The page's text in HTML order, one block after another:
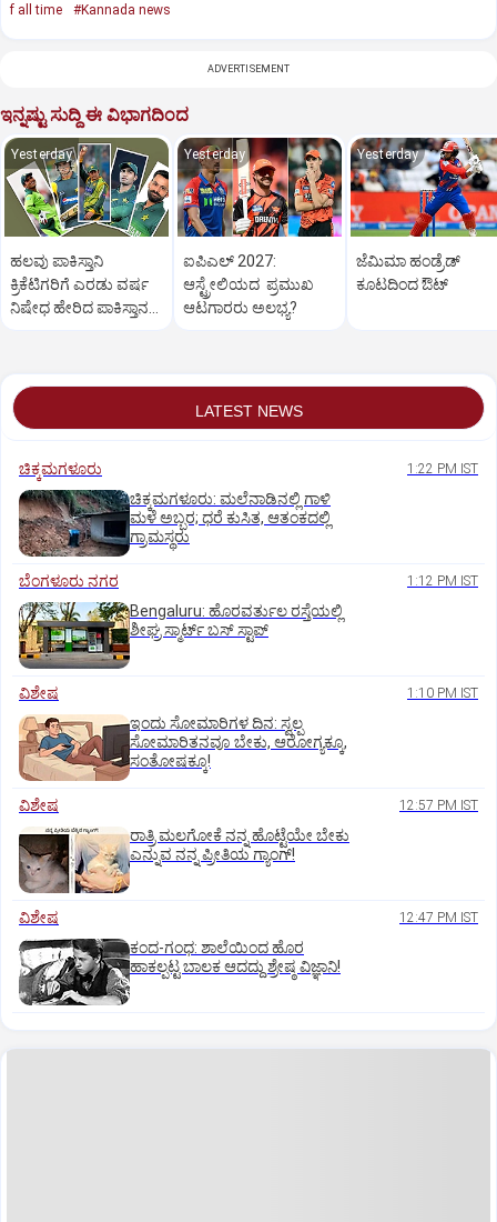
f all time
#Kannada news
ADVERTISEMENT
ಇನ್ನಷ್ಟು ಸುದ್ದಿ ಈ ವಿಭಾಗದಿಂದ
Yesterday
ಹಲವು ಪಾಕಿಸ್ತಾನಿ
ಕ್ರಿಕೆಟಿಗರಿಗೆ ಎರಡು ವರ್ಷ
ನಿಷೇಧ ಹೇರಿದ ಪಾಕಿಸ್ತಾನ
Yesterday
ಐಪಿಎಲ್‌ 2027:
ಆಸ್ಟ್ರೇಲಿಯದ ಪ್ರಮುಖ
ಆಟಗಾರರು ಅಲಭ್ಯ?
Yesterday
ಜೆಮಿಮಾ ಹಂಡ್ರೆಡ್‌
ಕೂಟದಿಂದ ಔಟ್‌
LATEST NEWS
ಚಿಕ್ಕಮಗಳೂರು 1:22 PM IST
ಚಿಕ್ಕಮಗಳೂರು: ಮಲೆನಾಡಿನಲ್ಲಿ ಗಾಳಿ
ಮಳೆ ಅಬ್ಬರ; ಧರೆ ಕುಸಿತ, ಆತಂಕದಲ್ಲಿ
ಗ್ರಾಮಸ್ಥರು
ಬೆಂಗಳೂರು ನಗರ 1:12 PM IST
Bengaluru: ಹೊರವರ್ತುಲ ರಸ್ತೆಯಲ್ಲಿ
ಶೀಘ್ರ ಸ್ಮಾರ್ಟ್‌ ಬಸ್‌ ಸ್ಟಾಪ್‌
ವಿಶೇಷ 1:10 PM IST
ಇಂದು ಸೋಮಾರಿಗಳ ದಿನ: ಸ್ವಲ್ಪ
ಸೋಮಾರಿತನವೂ ಬೇಕು, ಆರೋಗ್ಯಕ್ಕೂ,
ಸಂತೋಷಕ್ಕೂ!
ವಿಶೇಷ 12:57 PM IST
ರಾತ್ರಿ ಮಲಗೋಕೆ ನನ್ನ ಹೊಟ್ಟೆಯೇ ಬೇಕು
ಎನ್ನುವ ನನ್ನ ಪ್ರೀತಿಯ ಗ್ಯಾಂಗ್!
ವಿಶೇಷ 12:47 PM IST
ಕಂದ-ಗಂಧ: ಶಾಲೆಯಿಂದ ಹೊರ
ಹಾಕಲ್ಪಟ್ಟ ಬಾಲಕ ಆದದ್ದು ಶ್ರೇಷ್ಠ ವಿಜ್ಞಾನಿ!